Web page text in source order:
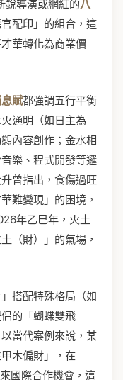
銳導演或網紅的八
配印」的組合，這
華轉化為商業價
賦都強調五行平衡
通明（如日主為
內容創作；金水相
樂、程式開發等邏
曾指出，食傷過旺
難變現」的困境，
年乙巳年，火土
（財）」的氣場，
搭配特殊格局（如
的「蝴蝶雙飛
當代案例來說，某
木偏財」，在
國際合作機會，這